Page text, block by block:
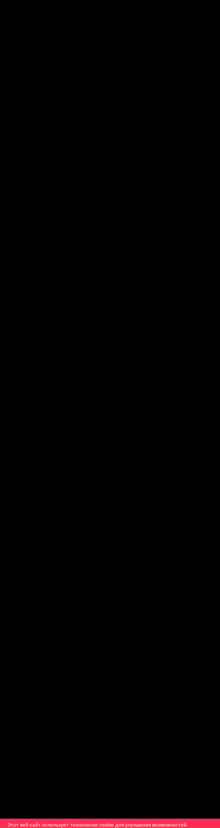
Этот веб-сайт использует технологии cookie для улучшения возможностей